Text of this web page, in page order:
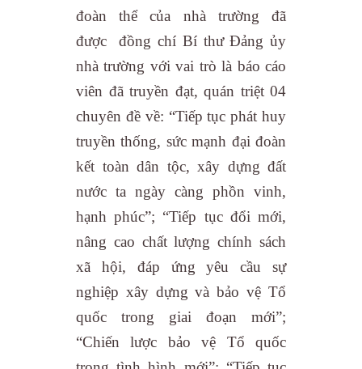
đoàn thể của nhà trường đã
được đồng chí Bí thư Đảng ủy
nhà trường với vai trò là báo cáo
viên đã truyền đạt, quán triệt 04
chuyên đề về: “Tiếp tục phát huy
truyền thống, sức mạnh đại đoàn
kết toàn dân tộc, xây dựng đất
nước ta ngày càng phồn vinh,
hạnh phúc”; “Tiếp tục đổi mới,
nâng cao chất lượng chính sách
xã hội, đáp ứng yêu cầu sự
nghiệp xây dựng và bảo vệ Tổ
quốc trong giai đoạn mới”;
“Chiến lược bảo vệ Tổ quốc